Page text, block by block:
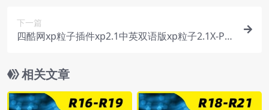
下一篇
四酷网xp粒子插件xp2.1中英双语版xp粒子2.1X-Par
程+官方预设】支持Win/MacR16-R19
相关文章